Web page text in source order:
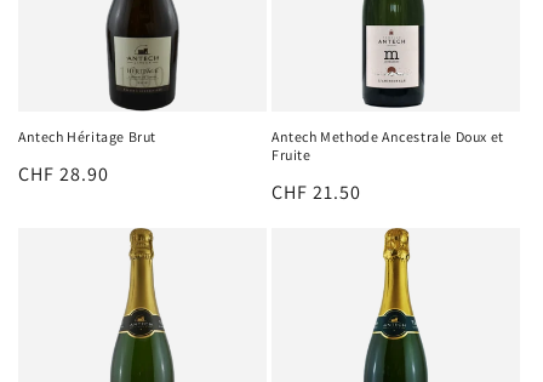
Antech Héritage Brut
Prix
CHF 28.90
Antech Methode Ancestrale Doux et
Fruite
Prix
CHF 21.50